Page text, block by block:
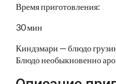
Время приготовления:
30 мин
Киндзмари — блюдо
Блюдо необыкновенно